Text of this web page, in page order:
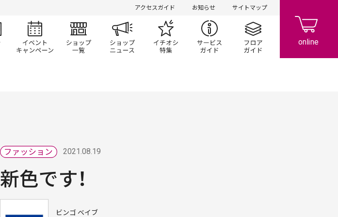
アクセスガイド お知らせ サイトマップ
チラシ情報 イベント/キャンペーン
ショップ一覧 ショップニュースイチオシ特集 サービスガイドフロアガイド
2021.08.19
新色です！
ビンゴ ベイブ